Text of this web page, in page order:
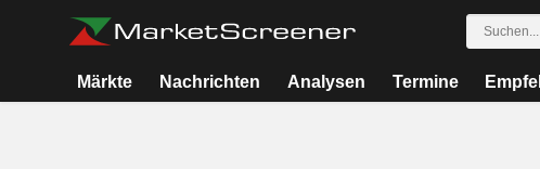
Märkte Nachrichten Analysen Termine